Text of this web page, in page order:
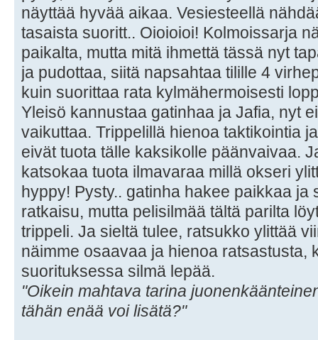
näyttää hyvää aikaa. Vesiesteellä
tasaista suoritt.. Oioioioi! Kolmoissarja
paikalta, mutta mitä ihmettä tässä nyt
ja pudottaa, siitä napsahtaa tilille 4
kuin suorittaa rata kylmähermoisesti
Yleisö kannustaa gatinhaa ja Jafia, nyt
vaikuttaa. Trippelillä hienoa taktikointia
eivät tuota tälle kaksikolle päänvaivaa.
katsokaa tuota ilmavaraa millä okseri
hyppy! Pysty.. gatinha hakee paikkaa ja
ratkaisu, mutta pelisilmää tältä parilta
trippeli. Ja sieltä tulee, ratsukko ylittää
näimme osaavaa ja hienoa ratsastusta,
suorituksessa silmä lepää.
"Oikein mahtava tarina
tähän enää voi lisätä?"